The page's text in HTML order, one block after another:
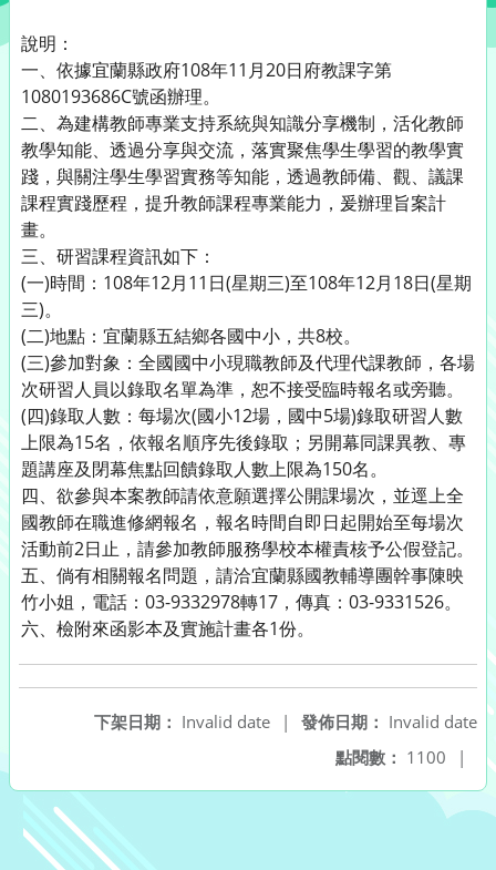
說明：
一、依據宜蘭縣政府108年11月20日府教課字第
1080193686C號函辦理。
二、為建構教師專業支持系統與知識分享機制，活化教師
教學知能、透過分享與交流，落實聚焦學生學習的教學實
踐，與關注學生學習實務等知能，透過教師備、觀、議課
課程實踐歷程，提升教師課程專業能力，爰辦理旨案計
畫。
三、研習課程資訊如下：
(一)時間：108年12月11日(星期三)至108年12月18日(星期
三)。
(二)地點：宜蘭縣五結鄉各國中小，共8校。
(三)參加對象：全國國中小現職教師及代理代課教師，各場
次研習人員以錄取名單為準，恕不接受臨時報名或旁聽。
(四)錄取人數：每場次(國小12場，國中5場)錄取研習人數
上限為15名，依報名順序先後錄取；另開幕同課異教、專
題講座及閉幕焦點回饋錄取人數上限為150名。
四、欲參與本案教師請依意願選擇公開課場次，並逕上全
國教師在職進修網報名，報名時間自即日起開始至每場次
活動前2日止，請參加教師服務學校本權責核予公假登記。
五、倘有相關報名問題，請洽宜蘭縣國教輔導團幹事陳映
竹小姐，電話：03-9332978轉17，傳真：03-9331526。
六、檢附來函影本及實施計畫各1份。
發佈日期： Invalid date
下架日期： Invalid date
|
點閱數： 1100 |